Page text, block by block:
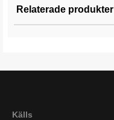
Relaterade produkter
Källs